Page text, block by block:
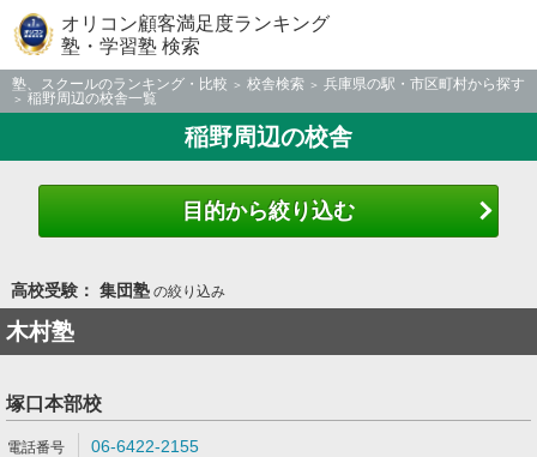
オリコン顧客満足度ランキング
塾・学習塾 検索
塾、スクールのランキング・比較 校舎検索
兵庫県の駅・市区町村から探す
稲野周辺の校舎一覧
稲野周辺の校舎
目的から絞り込む
高校受験： 集団塾の絞り込み
木村塾
塚口本部校
06-6422-2155